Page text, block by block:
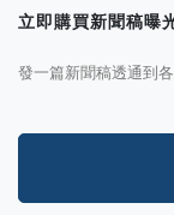
立即購買新聞稿曝
發一篇新聞稿透通到